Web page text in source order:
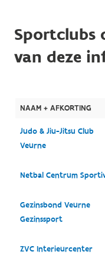
Sportclubs
van deze
NAAM + AFKORTING
Judo & Jiu-Jitsu Club
Veurne
Netbal Centrum
Gezinsbond Veurne
Gezinssport
ZVC Interieurcenter